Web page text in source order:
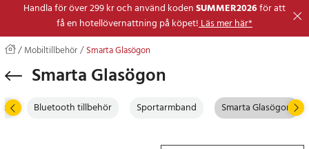
Handla för över 299 kr och använd kodenSUMMER2026för att
få en hotellövernattning på köpet!Läs mer här*
Mobiltillbehör Smarta Glasögon
Smarta Glasögon
Bluetooth tillbehör Sportarmband Smarta Glasögon